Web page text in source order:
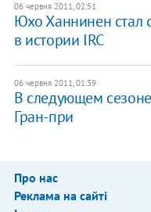
06 червня 2011, 02:51
Юхо Ханнинен
в истории IRC
06 червня 2011, 01:39
В следующем
Гран-при
Про нас
Реклама на сайті